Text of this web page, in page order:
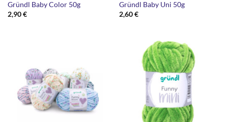
Gründl Baby Color 50g
2,90€
Gründl Baby Uni 50g
2,60€